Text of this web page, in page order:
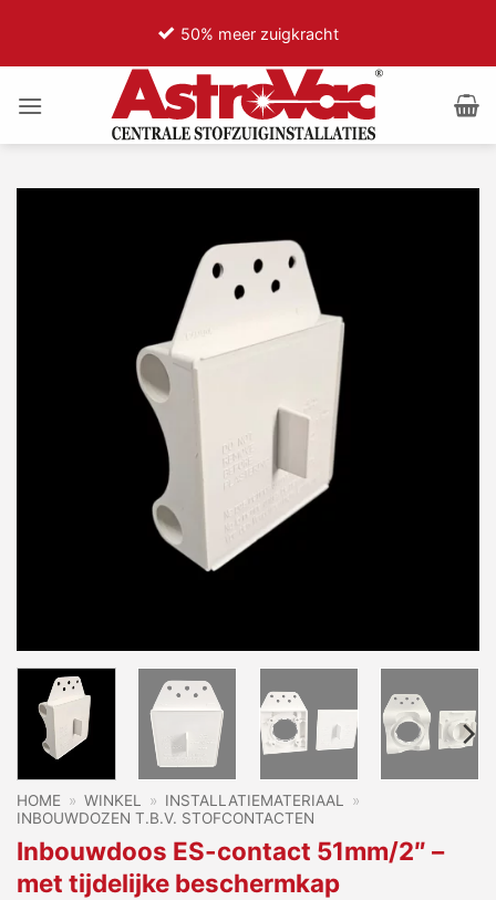
inhoud
50% meer zuigkracht
HOME » WINKEL » INSTALLATIEMATERIAAL »
INBOUWDOZEN T.B.V. STOFCONTACTEN
Inbouwdoos ES-contact 51mm/2″ –
met tijdelijke beschermkap